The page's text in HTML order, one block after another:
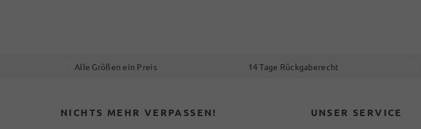
Alle Größen ein Preis 14 Tage Rückgaberecht
NICHTS MEHR VERPASSEN! UNSER SERVICE